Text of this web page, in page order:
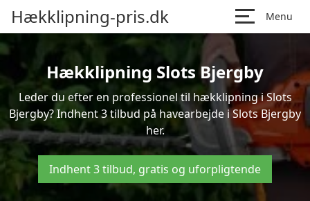
Hækklipning-pris.dk Menu
Hækklipning Slots Bjergby
Leder du efter en professionel til hækklipning i Slots
Bjergby? Indhent 3 tilbud på havearbejde i Slots Bjergby
her.
Indhent 3 tilbud, gratis og uforpligtende